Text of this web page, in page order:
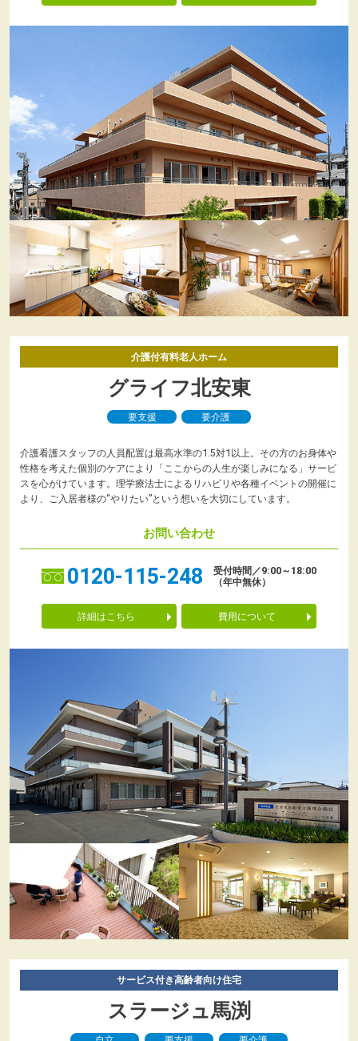
介護付有料老人ホーム
グライフ北安東
要支援 要介護
介護看護スタッフの人員配置は最高水準の1.5対1以上。その方のお身体や
性格を考えた個別のケアにより「ここからの人生が楽しみになる」サービ
スを心がけています。理学療法士によるリハビリや各種イベントの開催に
より、ご入居者様の“やりたい”という想いを大切にしています。
お問い合わせ
0120-115-248
受付時間／9:00～18:00
（年中無休）
詳細はこちら 費用について
サービス付き高齢者向け住宅
スラージュ馬渕